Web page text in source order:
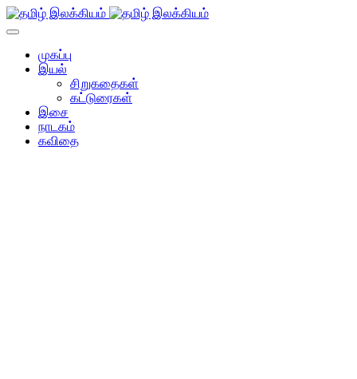
முகப்பு
இயல்
சிறுகதைகள்
கட்டுரைகள்
இசை
நாடகம்
கவிதை